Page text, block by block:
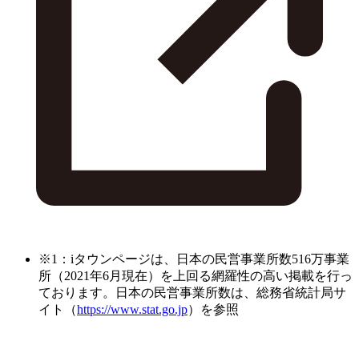
※1：iタウンページは、日本の民営事業所数516万事業
所（2021年6月現在）を上回る網羅性の高い掲載を行っ
ております。日本の民営事業所数は、総務省統計局サ
イト（https://www.stat.go.jp）を参照